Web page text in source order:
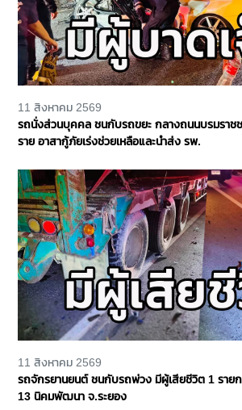
11 สิงหาคม 2569
รถนั่งส่วนบุคคล ชนกับรถขยะ กลางถนนบรมรา
ราย อาสากู้ภัยเร่งช่วยเหลือและนำส่ง รพ.
11 สิงหาคม 2569
รถจักรยานยนต์ ชนกับรถพ่วง มีผู้เสียชีวิต 1 ราย
13 นิคมพัฒนา จ.ระยอง